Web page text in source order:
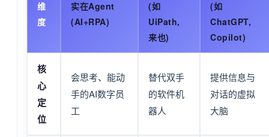
维
度
实在Agent
(AI+RPA)
(如
UiPath,
来也)
(如
ChatGPT,
Copilot)
核
心
定
位
会思考、能动
手的AI数字员
工
替代双手
的软件机
器人
提供信息与
对话的虚拟
大脑